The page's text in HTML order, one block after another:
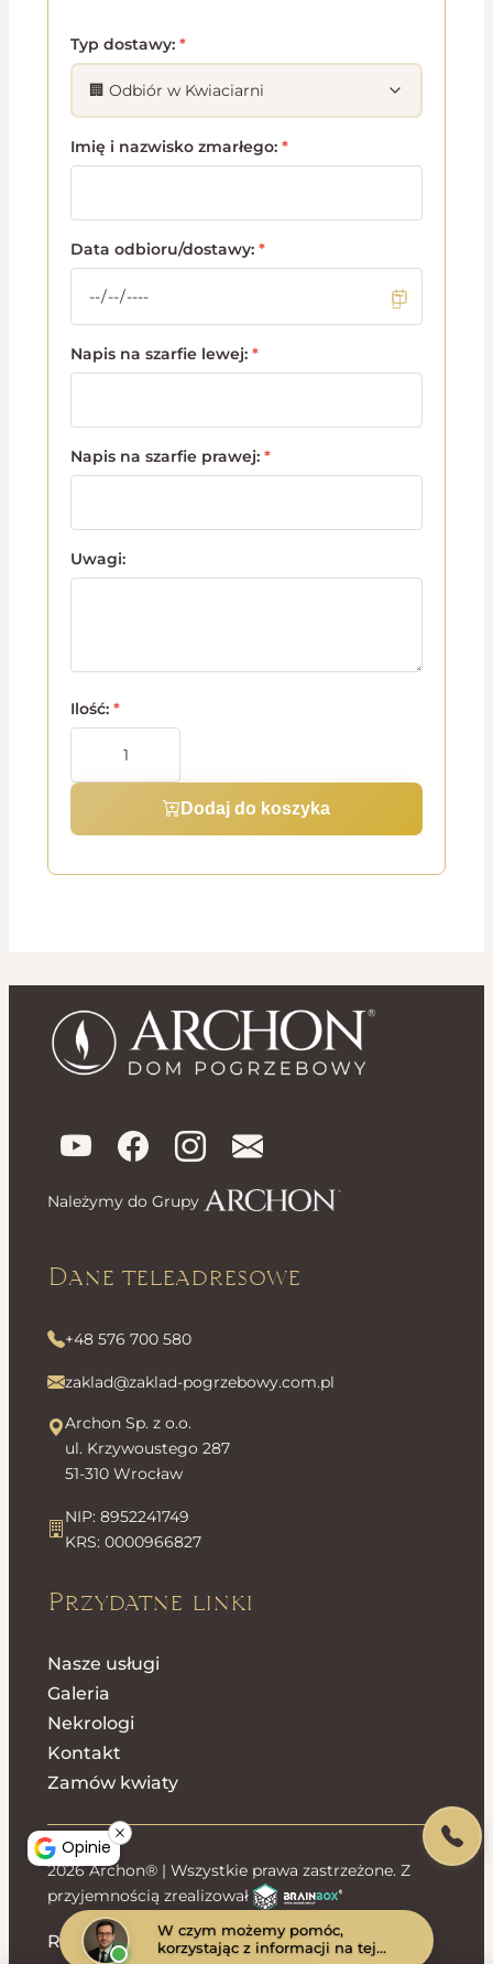
Typ dostawy: *
Imię i nazwisko zmarłego: *
Data odbioru/dostawy: *
Napis na szarfie lewej: *
Napis na szarfie prawej: *
Uwagi:
Ilość: *
Dodaj do koszyka
Należymy do Grupy
Dane teleadresowe
+48 576 700 580
zaklad@zaklad-pogrzebowy.com.pl
Archon Sp. z o.o.
ul. Krzywoustego 287
51-310 Wrocław
NIP: 8952241749
KRS: 0000966827
Przydatne linki
Nasze usługi
Galeria
Nekrologi
Kontakt
Zamów kwiaty
2026 Archon® | Wszystkie prawa zastrzeżone. Z
przyjemnością zrealizował
Regulamin sklepuPolityka prywatności
W czym możemy pomóc,
korzystając z informacji na tej
Opinie